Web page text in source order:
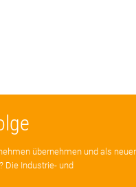
übernehmen und als neuer
Die Industrie- und